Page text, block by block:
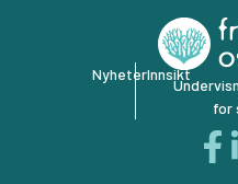
NyheterInnsikt
for